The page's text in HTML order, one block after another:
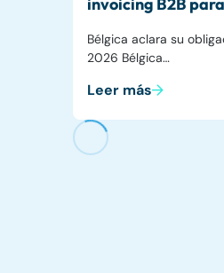
Bélgica aclara su
2026 Bélgica…
Leer más